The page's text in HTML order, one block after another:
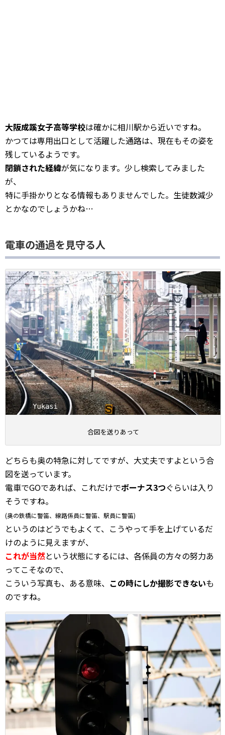
大阪成蹊女子高等学校は確かに相川駅から近いですね。
かつては専用出口として活躍した通路は、現在もその姿を
残しているようです。
閉鎖された経緯が気になります。少し検索してみました
が、
特に手掛かりとなる情報もありませんでした。生徒数減少
とかなのでしょうかね…
電車の通過を見守る人
合図を送りあって
どちらも奥の特急に対してですが、大丈夫ですよという合
図を送っています。
電車でGOであれば、これだけでボーナス3つぐらいは入り
そうですね。
(奥の鉄橋に警笛、線路係員に警笛、駅員に警笛)
というのはどうでもよくて、こうやって手を上げているだ
けのように見えますが、
これが当然という状態にするには、各係員の方々の努力あ
ってこそなので、
こういう写真も、ある意味、 この時にしか撮影できないも
のですね。